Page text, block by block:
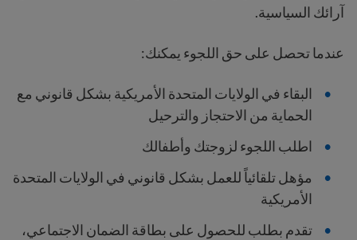
آرائك السياسية.
عندما تحصل على حق اللجوء يمكنك:
البقاء في الولايات المتحدة الأمريكية بشكل قانوني مع
الحماية من الاحتجاز والترحيل
اطلب اللجوء لزوجتك وأطفالك
مؤهل تلقائياً للعمل بشكل قانوني في الولايات المتحدة
الأمريكية
تقدم بطلب للحصول على بطاقة الضمان الاجتماعي،